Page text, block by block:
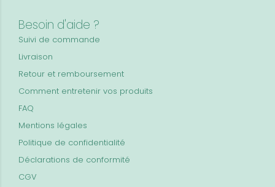
Besoin d'aide ?
Suivi de commande
Livraison
Retour et remboursement
Comment entretenir vos produits
FAQ
Mentions légales
Politique de confidentialité
Déclarations de conformité
CGV